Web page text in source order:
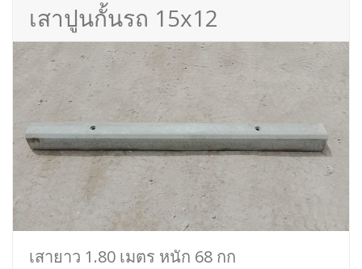
เสาปูนกั้นรถ 15x12
เสายาว 1.80 เมตร หนัก 68 กก